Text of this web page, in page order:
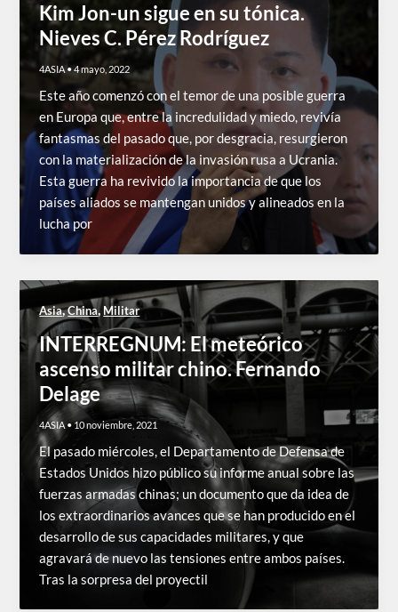
Kim Jon-un sigue en su tónica.
Nieves C. Pérez Rodríguez
4ASIA •4 mayo, 2022
Este año comenzó con el temor de una posible guerra
en Europa que, entre la incredulidad y miedo, revivía
fantasmas del pasado que, por desgracia, resurgieron
con la materialización de la invasión rusa a Ucrania.
Esta guerra ha revivido la importancia de que los
países aliados se mantengan unidos y alineados en la
lucha por
Asia,China,Militar
INTERREGNUM: El meteórico
ascenso militar chino. Fernando
Delage
4ASIA •10 noviembre, 2021
El pasado miércoles, el Departamento de Defensa de
Estados Unidos hizo público su informe anual sobre las
fuerzas armadas chinas; un documento que da idea de
los extraordinarios avances que se han producido en el
desarrollo de sus capacidades militares, y que
agravará de nuevo las tensiones entre ambos países.
Tras la sorpresa del proyectil